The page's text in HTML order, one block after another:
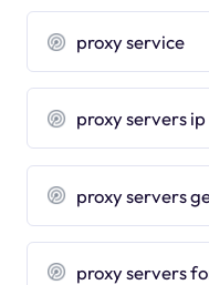
proxy service
proxy servers ip
proxy servers
proxy servers